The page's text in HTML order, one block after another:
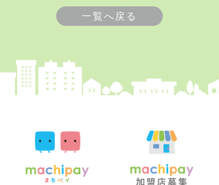
一覧へ戻る